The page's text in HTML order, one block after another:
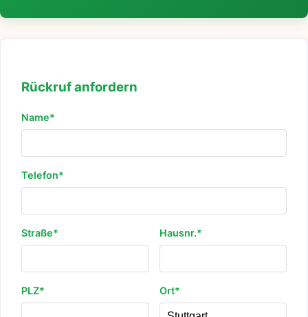
Rückruf anfordern
Name*
Telefon*
Straße* Hausnr.*
PLZ* Ort*